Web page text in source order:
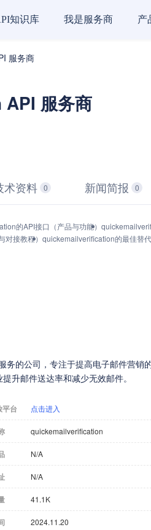
知识库 我是服务商 产
服务商
服务商
术资料 0 新闻简报 0
的API接口（产品与功能）
接教程） quickemailverification的最佳替代
务的公司，专注于提高电子邮件营销
升邮件送达率和减少无效邮件。
台 点击进入
quickemailverification
N/A
N/A
41.1K
2024.11.20